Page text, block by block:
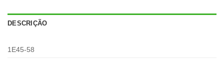
DESCRIÇÃO
1E45-58